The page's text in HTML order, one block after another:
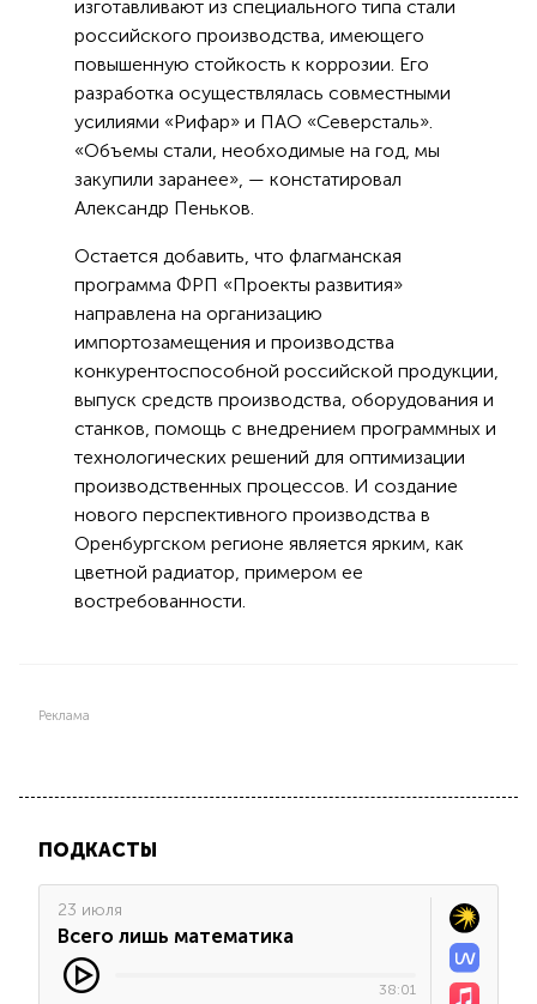
изготавливают из специального типа стали
российского производства, имеющего
повышенную стойкость к коррозии. Его
разработка осуществлялась совместными
усилиями «Рифар» и ПАО «Северсталь».
«Объемы стали, необходимые на год, мы
закупили заранее», — констатировал
Александр Пеньков.
Остается добавить, что флагманская
программа ФРП «Проекты развития»
направлена на организацию
импортозамещения и производства
конкурентоспособной российской продукции,
выпуск средств производства, оборудования и
станков, помощь с внедрением программных и
технологических решений для оптимизации
производственных процессов. И создание
нового перспективного производства в
Оренбургском регионе является ярким, как
цветной радиатор, примером ее
востребованности.
Реклама
ПОДКАСТЫ
23 июля
Всего лишь математика
38:01